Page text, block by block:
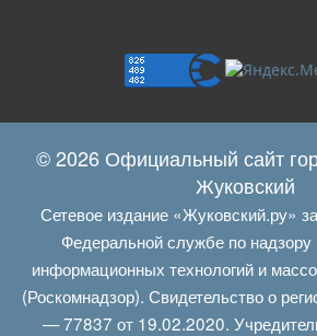
© 2026 Официальный сайт
Жуковский
Сетевое издание «Жуковский.ру»
Федеральной службе по надзору
информационных технологий и
(Роскомнадзор). Свидетельство о
— 77837 от 19.02.2020.